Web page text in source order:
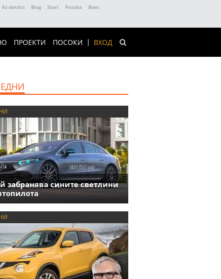
Az-deteto Blog Start Posoka
Boec
ВХОД
ПРОЕКТИ ПОСОКИ
забранява сините светлини